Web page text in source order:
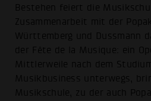
Bestehen feiert die
Zusammenarbeit mit der
Württemberg und Dussmann
der Fête de la Musique: ein
Mittlerweile nach dem
Musikbusiness unterwegs,
Musikschule, zu der auch